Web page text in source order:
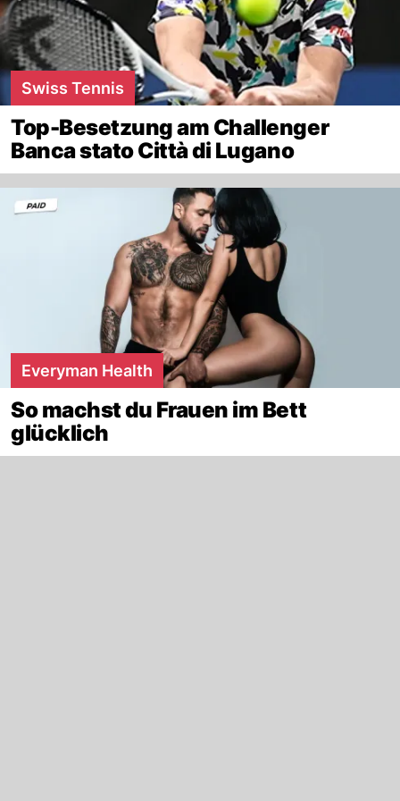
Swiss Tennis
Top-Besetzung am Challenger
Banca stato Città di Lugano
Everyman Health
So machst du Frauen im Bett
glücklich